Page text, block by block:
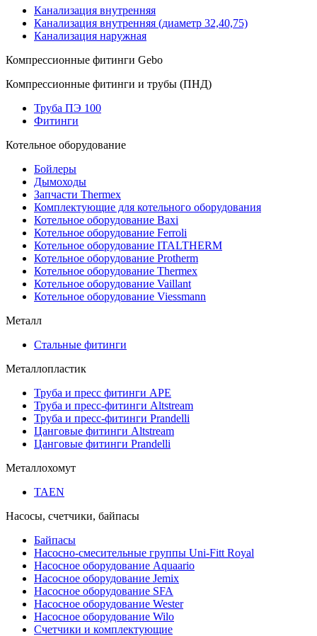
Канализация внутренняя
Канализация внутренняя (диаметр 32,40,75)
Канализация наружная
Компрессионные фитинги Gebo
Компрессионные фитинги и трубы (ПНД)
Труба ПЭ 100
Фитинги
Котельное оборудование
Бойлеры
Дымоходы
Запчасти Thermex
Комплектующие для котельного оборудования
Котельное оборудование Baxi
Котельное оборудование Ferroli
Котельное оборудование ITALTHERM
Котельное оборудование Protherm
Котельное оборудование Thermex
Котельное оборудование Vaillant
Котельное оборудование Viessmann
Металл
Стальные фитинги
Металлопластик
Труба и пресс фитинги APE
Труба и пресс-фитинги Altstream
Труба и пресс-фитинги Prandelli
Цанговые фитинги Altstream
Цанговые фитинги Prandelli
Металлохомут
TAEN
Насосы, счетчики, байпасы
Байпасы
Насосно-смесительные группы Uni-Fitt Royal
Насосное оборудование Aquaario
Насосное оборудование Jemix
Насосное оборудование SFA
Насосное оборудование Wester
Насосное оборудование Wilo
Счетчики и комплектующие